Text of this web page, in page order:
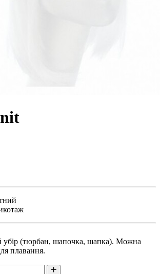
убір (тюрбан, шапочка, шапка). Можна
плавання.